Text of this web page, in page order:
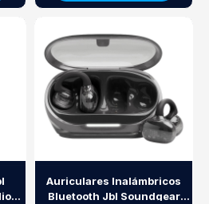
Auriculares Inalámbricos
Bluetooth Jbl Soundgear